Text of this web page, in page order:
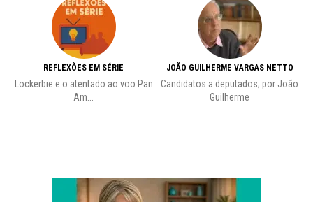
REFLEXÕES EM SÉRIE
Lockerbie e o atentado ao voo Pan
Am...
JOÃO GUILHERME VARGAS NETTO
Candidatos a deputados; por João
Guilherme